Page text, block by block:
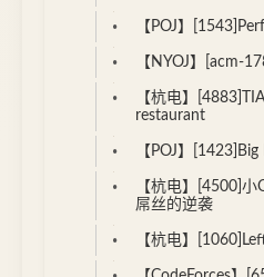
【POJ】
【NYOJ】[acm-
【杭电】
restaurant
【POJ】
【杭电】[4500]
屌丝的逆袭
【杭电】